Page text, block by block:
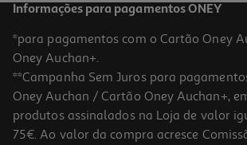
Informações para pagamentos ONEY
*para pagamentos com o Cartão Oney
Oney Auchan+.
**Campanha Sem Juros para
Oney Auchan / Cartão Oney Auchan+,
produtos assinalados na Loja de valor
75€. Ao valor da compra acresce